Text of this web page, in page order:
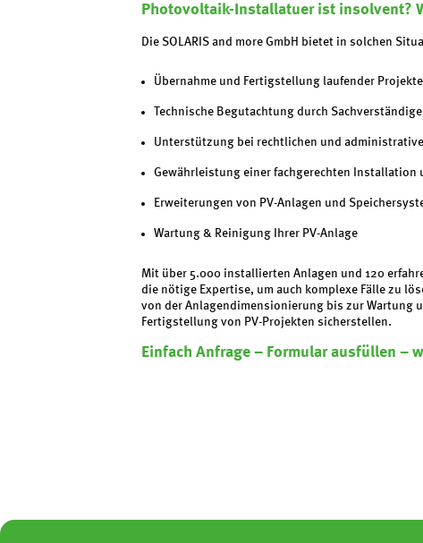
Photovoltaik-Installatuer ist insolvent?
Die SOLARIS and more GmbH bietet in solchen
Übernahme und Fertigstellung laufender Projekte
Technische Begutachtung durch
Unterstützung bei rechtlichen und
Gewährleistung einer fachgerechten Installation
Erweiterungen von PV-Anlagen und
Wartung & Reinigung Ihrer PV-Anlage
Mit über 5.000 installierten Anlagen und 120
die nötige Expertise, um auch komplexe Fälle zu
von der Anlagendimensionierung bis zur Wartung
Fertigstellung von PV-Projekten sicherstellen.
Einfach Anfrage – Formular ausfüllen –